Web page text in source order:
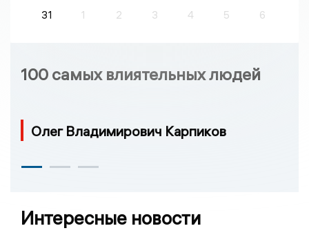
31
1 2 3 4 5 6
100 самых влиятельных людей
Олег Владимирович Карпиков
Интересные новости